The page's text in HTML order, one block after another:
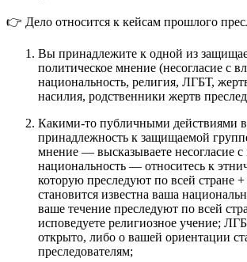
👉 Дело относится к кейсам прошлого
Вы принадлежите к одной из
политическое мнение (несогласие с
национальность, религия, ЛГБТ,
насилия, родственники жертв
Какими-то публичными действиями
принадлежность к защищаемой
мнение — высказываете несогласие с
национальность — относитесь к
которую преследуют по всей стране +
становится известна ваша
ваше течение преследуют по всей
исповедуете религиозное учение;
открыто, либо о вашей ориентации
преследователям;